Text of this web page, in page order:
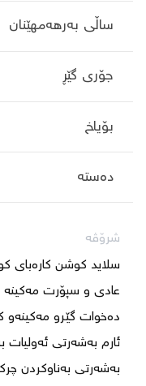
ساڵی بەرهەمهێنان
جۆری گێڕ
بۆیاخ
دەستە
شرۆڤە